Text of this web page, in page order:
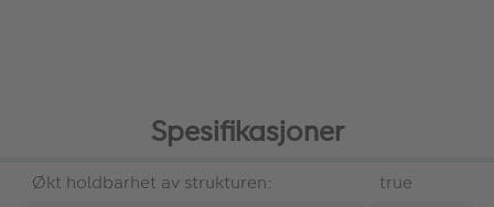
Spesifikasjoner
Økt holdbarhet av strukturen:
true